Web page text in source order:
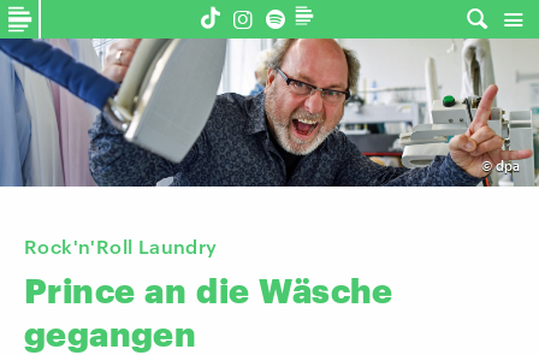
©dpa
Rock'n'Roll Laundry
Prince an die Wäsche
gegangen